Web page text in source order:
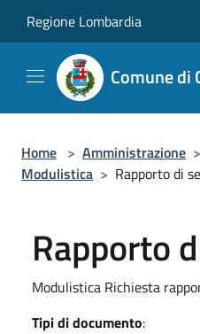
Regione Lombardia
Comune di
Home > Amministrazione >
Modulistica > Rapporto di
Rapporto
Modulistica Richiesta
Tipi di documento: